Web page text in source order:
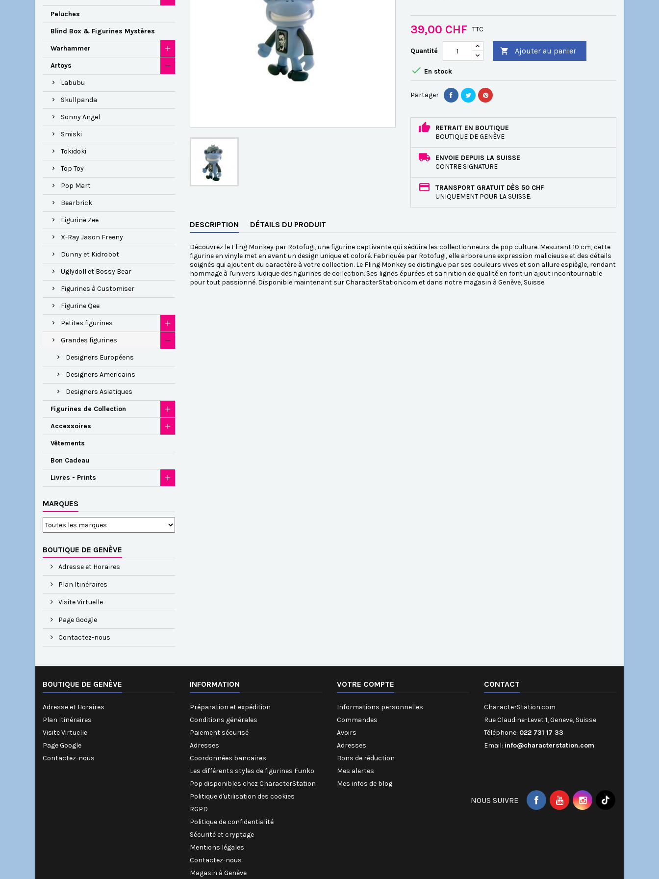
Peluches
Blind Box & Figurines Mystères
Warhammer
Artoys
Labubu
Skullpanda
Sonny Angel
Smiski
Tokidoki
Top Toy
Pop Mart
Bearbrick
Figurine Zee
X-Ray Jason Freeny
Dunny et Kidrobot
Uglydoll et Bossy Bear
Figurines à Customiser
Figurine Qee
Petites figurines
Grandes figurines
Designers Européens
Designers Americains
Designers Asiatiques
Figurines de Collection
Accessoires
Vêtements
Bon Cadeau
Livres - Prints
MARQUES
BOUTIQUE DE GENÈVE
Adresse et Horaires
Plan Itinéraires
Visite Virtuelle
Page Google
Contactez-nous
39,00 CHF TTC
Quantité  Ajouter au panier
 En stock
Partager
RETRAIT EN BOUTIQUE
BOUTIQUE DE GENÈVE
ENVOIE DEPUIS LA SUISSE
CONTRE SIGNATURE
TRANSPORT GRATUIT DÈS 50 CHF
UNIQUEMENT POUR LA SUISSE.
DESCRIPTION DÉTAILS DU PRODUIT
Découvrez le Fling Monkey par Rotofugi, une figurine captivante qui séduira les collectionneurs de pop culture. Mesurant 10 cm, cette
figurine en vinyle met en avant un design unique et coloré. Fabriquée par Rotofugi, elle arbore une expression malicieuse et des détails
soignés qui ajoutent du caractère à votre collection. Le Fling Monkey se distingue par ses couleurs vives et son allure espiègle, rendant
hommage à l'univers ludique des figurines de collection. Ses lignes épurées et sa finition de qualité en font un ajout incontournable
pour tout passionné. Disponible maintenant sur CharacterStation.com et dans notre magasin à Genève, Suisse.
BOUTIQUE DE GENÈVE
Adresse et Horaires
Plan Itinéraires
Visite Virtuelle
Page Google
Contactez-nous
INFORMATION
Préparation et expédition
Conditions générales
Paiement sécurisé
Adresses
Coordonnées bancaires
Les différents styles de figurines Funko
Pop disponibles chez CharacterStation
Politique d'utilisation des cookies
RGPD
Politique de confidentialité
Sécurité et cryptage
Mentions légales
Contactez-nous
Magasin à Genève
VOTRE COMPTE
Informations personnelles
Commandes
Avoirs
Adresses
Bons de réduction
Mes alertes
Mes infos de blog
CONTACT
CharacterStation.com
Rue Claudine-Levet 1, Geneve, Suisse
Téléphone: 022 731 17 33
Email: info@characterstation.com
NOUS SUIVRE